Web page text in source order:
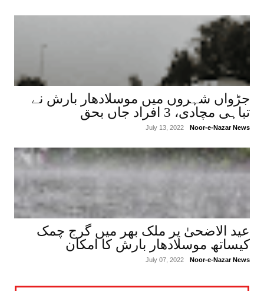
جڑواں شہروں میں موسلادھار بارش نے
تباہی مچادی، 3 افراد جاں بحق
Noor-e-Nazar News
July 13, 2022
عید الاضحیٰ پر ملک بھر میں گرج چمک
کیساتھ موسلادھار بارش کا امکان
Noor-e-Nazar News
July 07, 2022